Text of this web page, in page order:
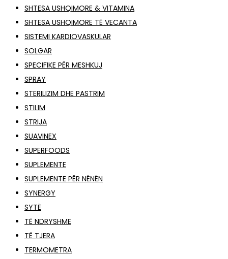
SHTESA USHQIMORE & VITAMINA
SHTESA USHQIMORE TË VECANTA
SISTEMI KARDIOVASKULAR
SOLGAR
SPECIFIKE PËR MESHKUJ
SPRAY
STERILIZIM DHE PASTRIM
STILIM
STRIJA
SUAVINEX
SUPERFOODS
SUPLEMENTE
SUPLEMENTE PËR NËNËN
SYNERGY
SYTË
TË NDRYSHME
TË TJERA
TERMOMETRA